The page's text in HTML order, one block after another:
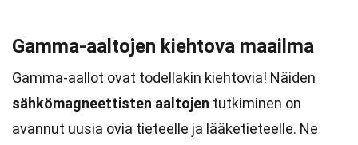
Gamma-aaltojen kiehtova maailma
Gamma-aallot ovat todellakin kiehtovia! Näiden
sähkömagneettisten aaltojen tutkiminen on
avannut uusia ovia tieteelle ja lääketieteelle. Ne